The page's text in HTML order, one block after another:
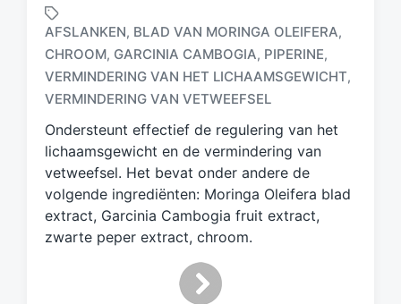
e
t
a
d
m
e
t
AFSLANKEN, BLAD VAN MORINGA OLEIFERA,
CHROOM, GARCINIA CAMBOGIA, PIPERINE,
VERMINDERING VAN HET LICHAAMSGEWICHT,
VERMINDERING VAN VETWEEFSEL
Ondersteunt effectief de regulering van het
lichaamsgewicht en de vermindering van
vetweefsel. Het bevat onder andere de
volgende ingrediënten: Moringa Oleifera blad
extract, Garcinia Cambogia fruit extract,
zwarte peper extract, chroom.